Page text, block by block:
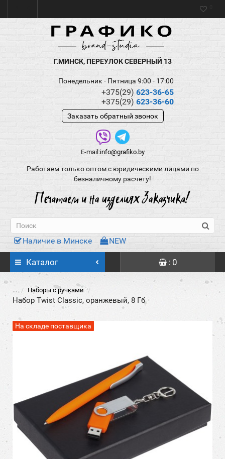
Г.МИНСК, ПЕРЕУЛОК СЕВЕРНЫЙ 13
Понедельник - Пятница 9:00 - 17:00
+375(29) 623-36-65
+375(29) 623-36-60
Заказать обратный звонок
E-mail:info@grafiko.by
Работаем только оптом с юридическими лицами по
безналичному расчету!
Наличие в Минске NEW
Каталог : 0
... Наборы с ручками
Набор Twist Classic, оранжевый, 8 Гб
На складе поставщика